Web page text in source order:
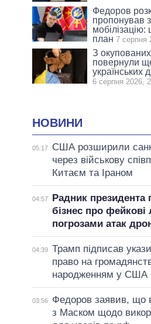
Федоров
пропонував
план 7 серпня
З
повернули
українських
6 серпня 2026,
НОВИНИ
05:17
США розширили
через військову
Китаєм та Іраном
04:57
Радник президента
бізнес про фейкові
погрозами атак
04:39 Трамп підписав
право на
народженням у США
03:56
Федоров заявив, що
з Маском щодо